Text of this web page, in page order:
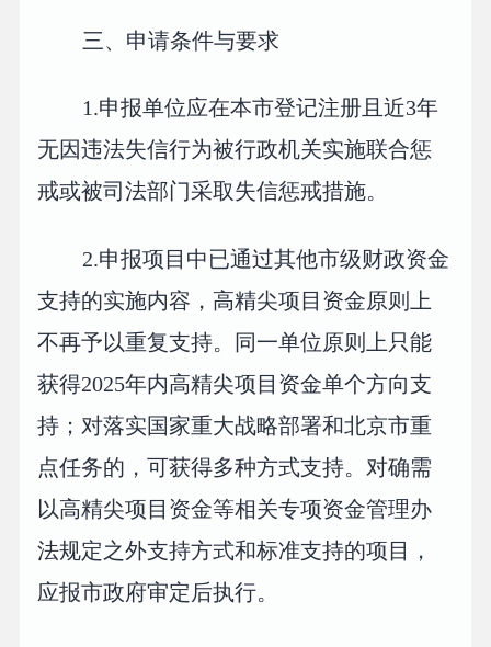
三、申请条件与要求
1.申报单位应在本市登记注册且近3年
无因违法失信行为被行政机关实施联合惩
戒或被司法部门采取失信惩戒措施。
2.申报项目中已通过其他市级财政资金
支持的实施内容，高精尖项目资金原则上
不再予以重复支持。同一单位原则上只能
获得2025年内高精尖项目资金单个方向支
持；对落实国家重大战略部署和北京市重
点任务的，可获得多种方式支持。对确需
以高精尖项目资金等相关专项资金管理办
法规定之外支持方式和标准支持的项目，
应报市政府审定后执行。